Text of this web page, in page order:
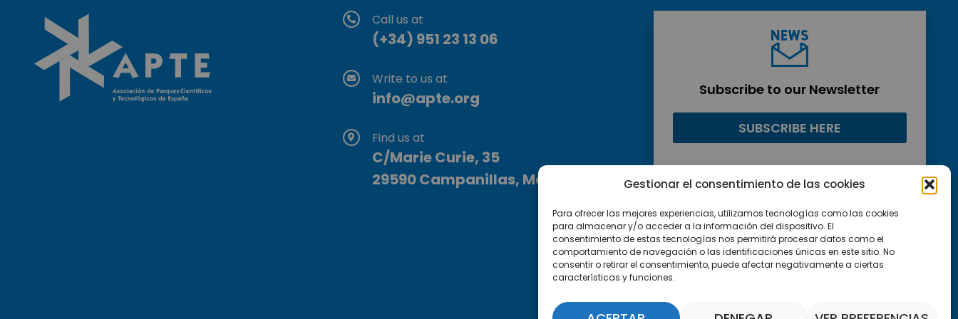
Gestionar el consentimiento de las cookies
Para ofrecer las mejores experiencias, utilizamos tecnologías como las cookies
para almacenar y/o acceder a la información del dispositivo. El
consentimiento de estas tecnologías nos permitirá procesar datos como el
comportamiento de navegación o las identificaciones únicas en este sitio. No
consentir o retirar el consentimiento, puede afectar negativamente a ciertas
características y funciones.
Call us at
(+34) 951 23 13 06
Write to us at
info@apte.org
Find us at
C/Marie Curie, 35
29590 Campanillas, Málaga
Subscribe to our Newsletter
SUBSCRIBE HERE